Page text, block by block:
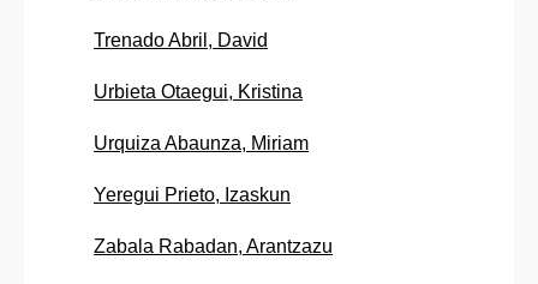
Trenado Abril, David
Urbieta Otaegui, Kristina
Urquiza Abaunza, Miriam
Yeregui Prieto, Izaskun
Zabala Rabadan, Arantzazu